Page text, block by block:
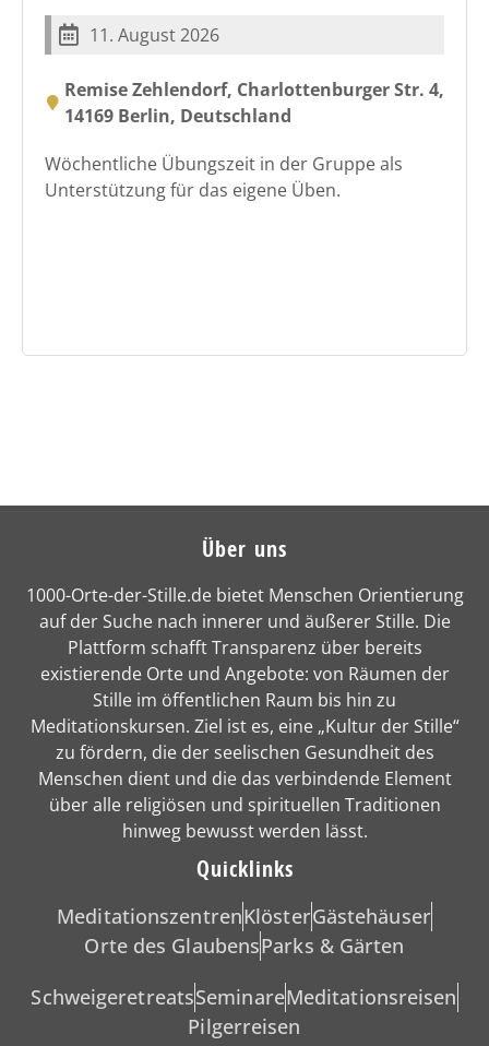
11. August 2026
Remise Zehlendorf, Charlottenburger Str. 4,
14169 Berlin, Deutschland
Wöchentliche Übungszeit in der Gruppe als
Unterstützung für das eigene Üben.
Über uns
1000-Orte-der-Stille.de bietet Menschen Orientierung
auf der Suche nach innerer und äußerer Stille. Die
Plattform schafft Transparenz über bereits
existierende Orte und Angebote: von Räumen der
Stille im öffentlichen Raum bis hin zu
Meditationskursen. Ziel ist es, eine „Kultur der Stille“
zu fördern, die der seelischen Gesundheit des
Menschen dient und die das verbindende Element
über alle religiösen und spirituellen Traditionen
hinweg bewusst werden lässt.
Quicklinks
MeditationszentrenKlösterGästehäuser
Orte des GlaubensParks & Gärten
SchweigeretreatsSeminareMeditationsreisen
Pilgerreisen